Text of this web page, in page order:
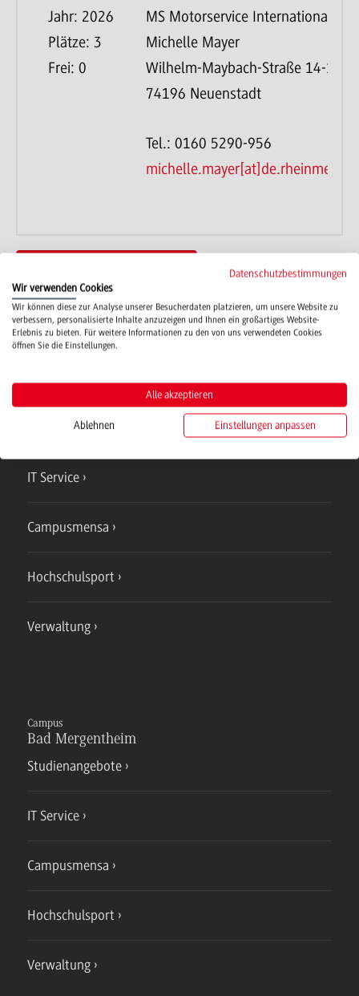
Jahr: 2026
Plätze: 3
Frei: 0
MS Motorservice International
Michelle Mayer
Wilhelm-Maybach-Straße 14-18
74196 Neuenstadt
Tel.: 0160 5290-956
Campus
Studienangebote
IT Service
Campusmensa
Hochschulsport
Verwaltung
Campus
Bad Mergentheim
Studienangebote
IT Service
Campusmensa
Hochschulsport
Verwaltung
Datenschutzbestimmungen
Wir verwenden Cookies
Wir können diese zur Analyse unserer Besucherdaten platzieren, um unsere Website zu
verbessern, personalisierte Inhalte anzuzeigen und Ihnen ein großartiges Website-
Erlebnis zu bieten. Für weitere Informationen zu den von uns verwendeten Cookies
öffnen Sie die Einstellungen.
Alle akzeptieren
Ablehnen Einstellungen anpassen